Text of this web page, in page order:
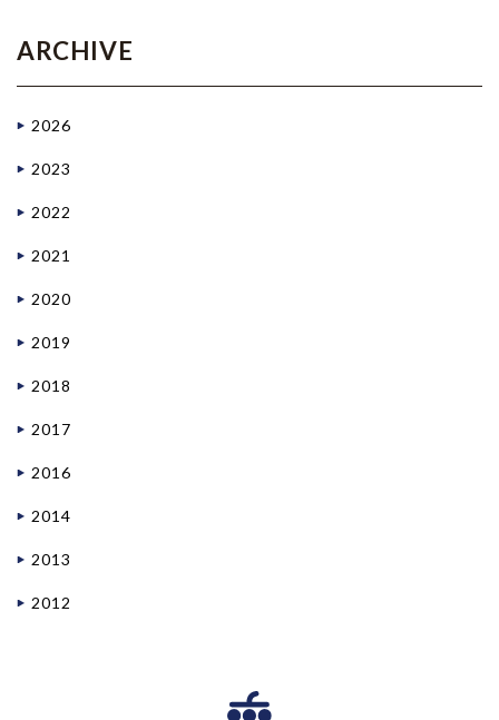
ARCHIVE
2026
2023
2022
2021
2020
2019
2018
2017
2016
2014
2013
2012